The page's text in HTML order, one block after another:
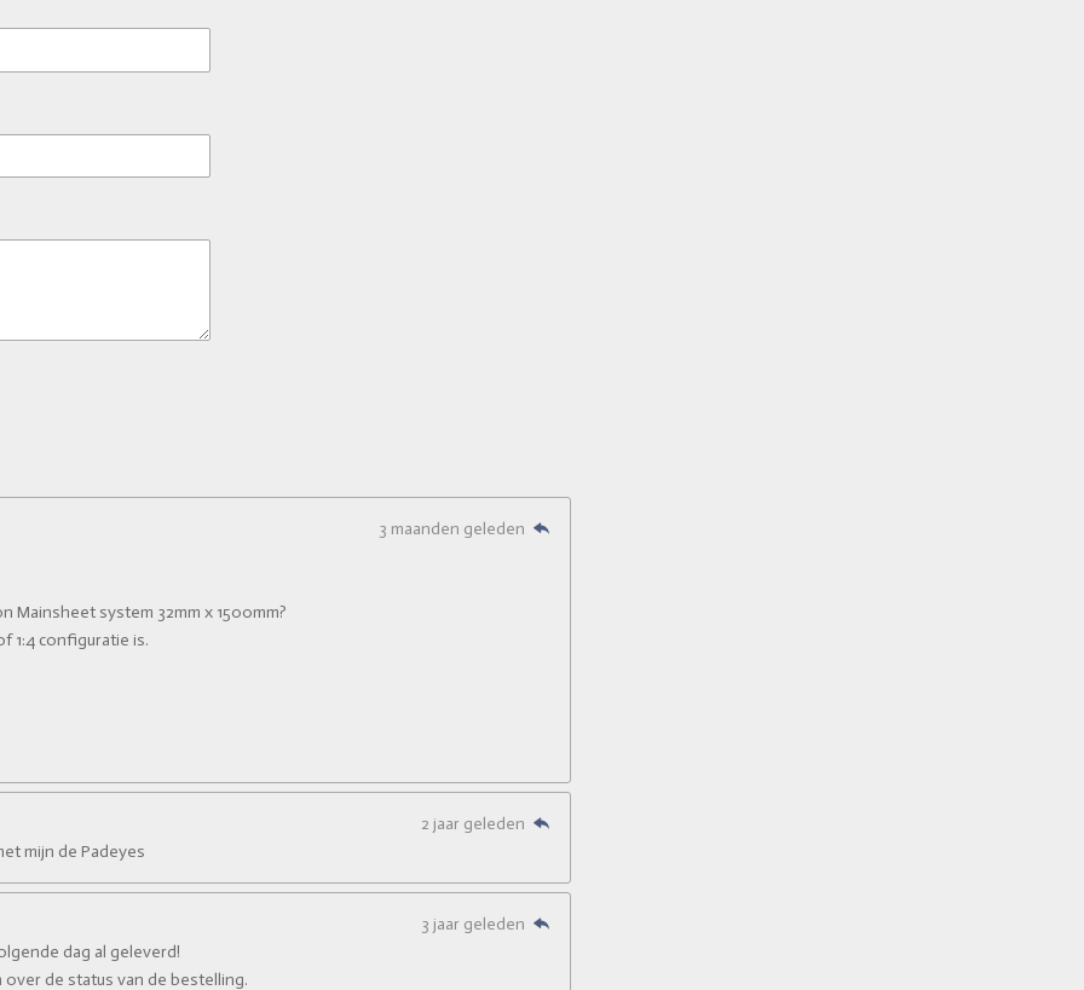
3 maanden geleden
Mainsheet system 32mm x 1500mm?
1:4 configuratie is.
2 jaar geleden
mijn de Padeyes
3 jaar geleden
dag al geleverd!
de status van de bestelling.